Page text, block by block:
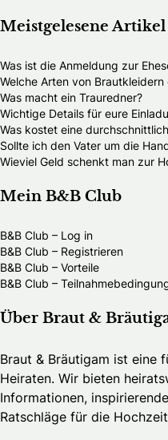
Meistgelesene Artikel
Was ist die Anmeldung zur
Welche Arten von Brautkleidern
Was macht ein Trauredner?
Wichtige Details für eure
Was kostet eine
Sollte ich den Vater um die
Wieviel Geld schenkt man zur
Mein B&B Club
B&B Club – Log in
B&B Club – Registrieren
B&B Club – Vorteile
B&B Club –
Über Braut &
Braut & Bräutigam ist eine
Heiraten. Wir bieten
Informationen,
Ratschläge für die